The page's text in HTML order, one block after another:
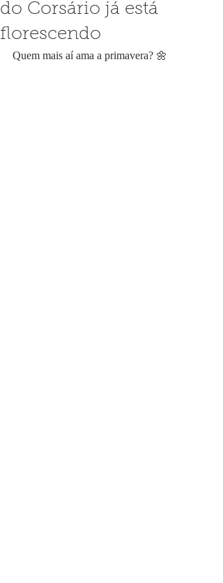
do Corsário já está
florescendo
Quem mais aí ama a primavera? 🌼